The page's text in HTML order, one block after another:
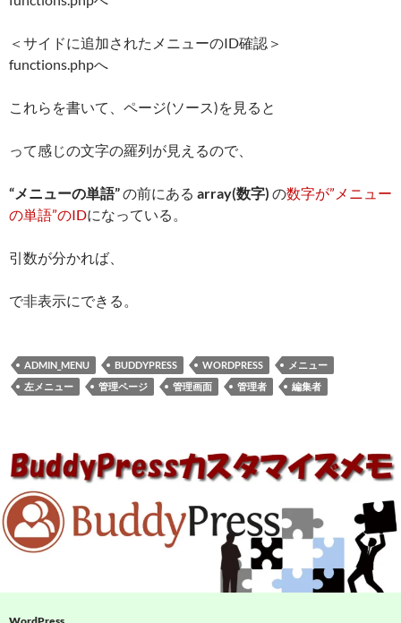
＜サイドに追加されたメニューのID確認＞
functions.phpへ
これらを書いて、ページ(ソース)を見ると
って感じの文字の羅列が見えるので、
“メニューの単語”の前にある array(数字) の数字が”メニュー
の単語”のIDになっている。
引数が分かれば、
で非表示にできる。
ADMIN_MENU BUDDYPRESS WORDPRESS
メニュー
左メニュー
管理ページ 管理画面 管理者 編集者